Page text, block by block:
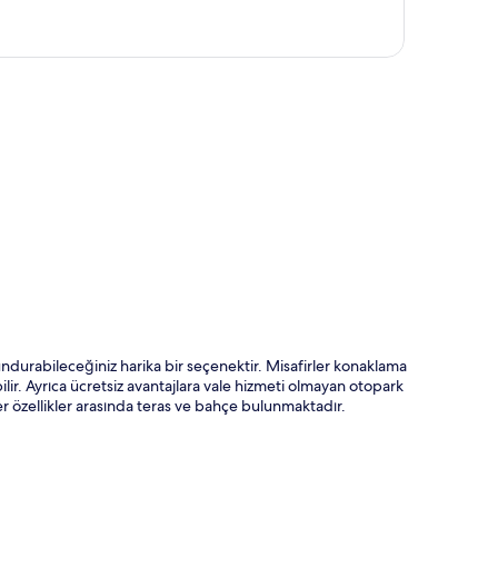
harika bir seçenektir. Misafirler konaklama
Ayrıca ücretsiz avantajlara vale hizmeti olmayan otopark
arasında teras ve bahçe bulunmaktadır.